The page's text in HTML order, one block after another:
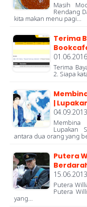
Masih
Rendang
kita makan menu pagi…
Terima
Terima
2. Siapa
|
Lupakan
antara dua orang yang
Putera
Putera
Putera
yang…